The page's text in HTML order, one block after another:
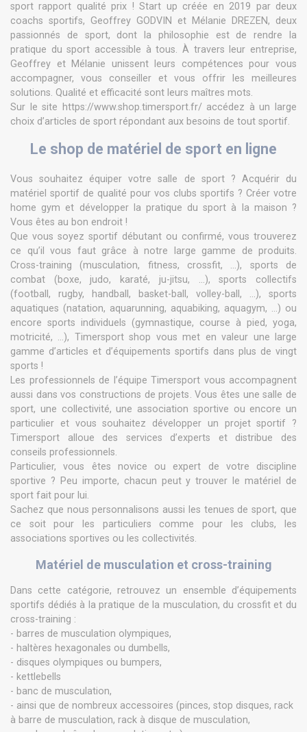
sport rapport qualité prix ! Start up créée en 2019 par deux
coachs sportifs, Geoffrey GODVIN et Mélanie DREZEN, deux
passionnés de sport, dont la philosophie est de rendre la
pratique du sport accessible à tous. À travers leur entreprise,
Geoffrey et Mélanie unissent leurs compétences pour vous
accompagner, vous conseiller et vous offrir les meilleures
solutions. Qualité et efficacité sont leurs maîtres mots.
Sur le site https://www.shop.timersport.fr/ accédez à un large
choix d’articles de sport répondant aux besoins de tout sportif.
Le shop de matériel de sport en ligne
Vous souhaitez équiper votre salle de sport ? Acquérir du
matériel sportif de qualité pour vos clubs sportifs ? Créer votre
home gym et développer la pratique du sport à la maison ?
Vous êtes au bon endroit !
Que vous soyez sportif débutant ou confirmé, vous trouverez
ce qu’il vous faut grâce à notre large gamme de produits.
Cross-training (musculation, fitness, crossfit, …), sports de
combat (boxe, judo, karaté, ju-jitsu, …), sports collectifs
(football, rugby, handball, basket-ball, volley-ball, …), sports
aquatiques (natation, aquarunning, aquabiking, aquagym, …) ou
encore sports individuels (gymnastique, course à pied, yoga,
motricité, …), Timersport shop vous met en valeur une large
gamme d’articles et d’équipements sportifs dans plus de vingt
sports !
Les professionnels de l’équipe Timersport vous accompagnent
aussi dans vos constructions de projets. Vous êtes une salle de
sport, une collectivité, une association sportive ou encore un
particulier et vous souhaitez développer un projet sportif ?
Timersport alloue des services d’experts et distribue des
conseils professionnels.
Particulier, vous êtes novice ou expert de votre discipline
sportive ? Peu importe, chacun peut y trouver le matériel de
sport fait pour lui.
Sachez que nous personnalisons aussi les tenues de sport, que
ce soit pour les particuliers comme pour les clubs, les
associations sportives ou les collectivités.
Matériel de musculation et cross-training
Dans cette catégorie, retrouvez un ensemble d’équipements
sportifs dédiés à la pratique de la musculation, du crossfit et du
cross-training :
- barres de musculation olympiques,
- haltères hexagonales ou dumbells,
- disques olympiques ou bumpers,
- kettlebells
- banc de musculation,
- ainsi que de nombreux accessoires (pinces, stop disques, rack
à barre de musculation, rack à disque de musculation,